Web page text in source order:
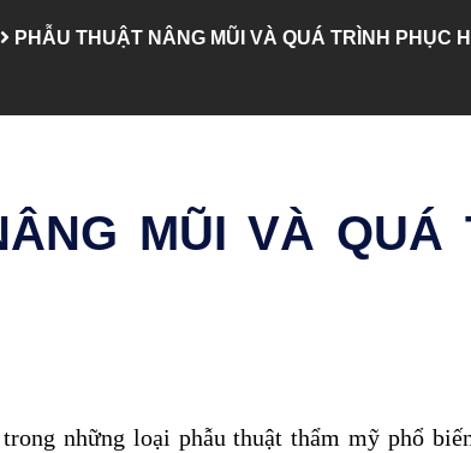
PHẪU THUẬT NÂNG MŨI VÀ QUÁ TRÌNH PHỤC
MŨI VÀ QUÁ
những loại phẫu thuật thẩm mỹ phổ